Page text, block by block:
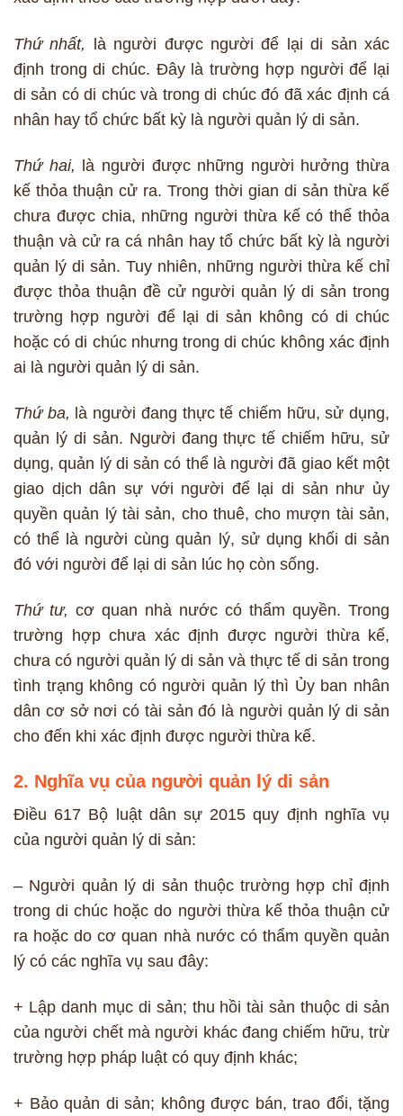
Thứ nhất, là người được người để lại di sản xác
định trong di chúc. Đây là trường hợp người để lại
di sản có di chúc và trong di chúc đó đã xác định cá
nhân hay tổ chức bất kỳ là người quản lý di sản.
Thứ hai, là người được những người hưởng thừa
kế thỏa thuận cử ra. Trong thời gian di sản thừa kế
chưa được chia, những người thừa kế có thể thỏa
thuận và cử ra cá nhân hay tổ chức bất kỳ là người
quản lý di sản. Tuy nhiên, những người thừa kế chỉ
được thỏa thuận đề cử người quản lý di sản trong
trường hợp người để lại di sản không có di chúc
hoặc có di chúc nhưng trong di chúc không xác định
ai là người quản lý di sản.
Thứ ba, là người đang thực tế chiếm hữu, sử dụng,
quản lý di sản. Người đang thực tế chiếm hữu, sử
dụng, quản lý di sản có thể là người đã giao kết một
giao dịch dân sự với người để lại di sản như ủy
quyền quản lý tài sản, cho thuê, cho mượn tài sản,
có thể là người cùng quản lý, sử dụng khối di sản
đó với người để lại di sản lúc họ còn sống.
Thứ tư, cơ quan nhà nước có thẩm quyền. Trong
trường hợp chưa xác định được người thừa kế,
chưa có người quản lý di sản và thực tế di sản trong
tình trạng không có người quản lý thì Ủy ban nhân
dân cơ sở nơi có tài sản đó là người quản lý di sản
cho đến khi xác định được người thừa kế.
2. Nghĩa vụ của người quản lý di sản
Điều 617 Bộ luật dân sự 2015 quy định nghĩa vụ
của người quản lý di sản:
– Người quản lý di sản thuộc trường hợp chỉ định
trong di chúc hoặc do người thừa kế thỏa thuận cử
ra hoặc do cơ quan nhà nước có thẩm quyền quản
lý có các nghĩa vụ sau đây:
+ Lập danh mục di sản; thu hồi tài sản thuộc di sản
của người chết mà người khác đang chiếm hữu, trừ
trường hợp pháp luật có quy định khác;
+ Bảo quản di sản; không được bán, trao đổi, tặng